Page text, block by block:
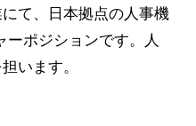
て、日本拠点の人事機
ポジションです。人
います。